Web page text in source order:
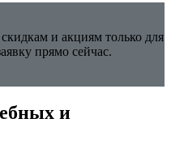
и акциям только для
прямо сейчас.
и